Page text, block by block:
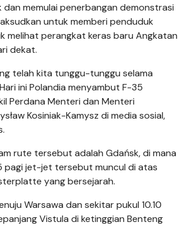
dan memulai penerbangan demonstrasi
untuk memberi penduduk
melihat perangkat keras baru Angkatan
dekat.
telah kita tunggu-tunggu selama
ini Polandia menyambut F-35
Perdana Menteri dan Menteri
Kosiniak-Kamysz di media sosial,
rute tersebut adalah Gdańsk, di mana
pagi jet-jet tersebut muncul di atas
yang bersejarah.
Warsawa dan sekitar pukul 10.10
Vistula di ketinggian Benteng